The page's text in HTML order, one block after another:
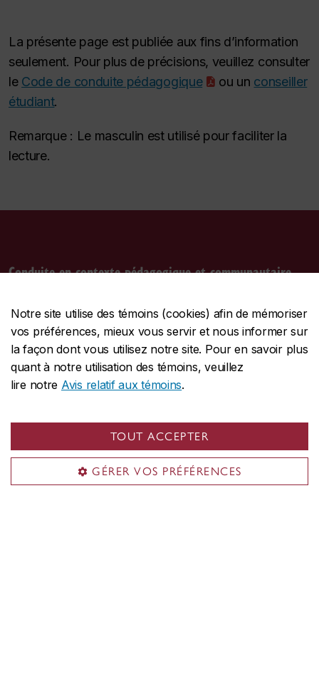
Notre site utilise des témoins (cookies) afin de mémoriser
vos préférences, mieux vous servir et nous informer sur
la façon dont vous utilisez notre site. Pour en savoir plus
quant à notre utilisation des témoins, veuillez
lire notre Avis relatif aux témoins.
TOUT ACCEPTER
GÉRER VOS PRÉFÉRENCES
La présente page est publiée aux fins d’information
seulement. Pour plus de précisions, veuillez consulter
le Code de conduite pédagogique ou un conseiller
étudiant.
Remarque : Le masculin est utilisé pour faciliter la
lecture.
Conduite en contexte pédagogique et communautaire
Probité intellectuelle
Intégrité comportementale
Violence sexuelle
Services de soutien
Centre d’aide aux survivantes et survivants d’agression
sexuelle
Service de santé mentale